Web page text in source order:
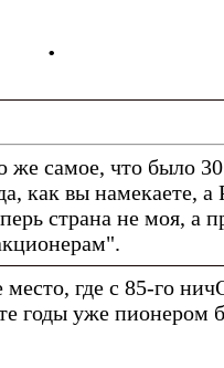
.
же самое, что было 30
как вы намекаете,
страна не моя, а
где с 85-го
годы уже пионером